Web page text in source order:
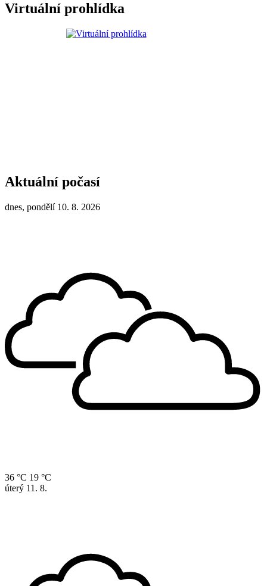
Virtuální prohlídka
Aktuální počasí
dnes, pondělí 10. 8. 2026
36 °C 19 °C
úterý 11. 8.